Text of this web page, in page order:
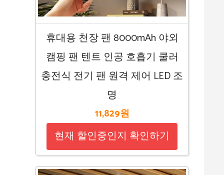
휴대용 천장 팬 8000mAh 야외
캠핑 팬 텐트 인공 호흡기 쿨러
충전식 전기 팬 원격 제어 LED 조
명
11,829원
현재 할인중인지 확인하기